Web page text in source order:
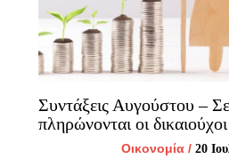
Συντάξεις Αυγούστου –
πληρώνονται οι δικαιούχοι
Οικονομία/ 20